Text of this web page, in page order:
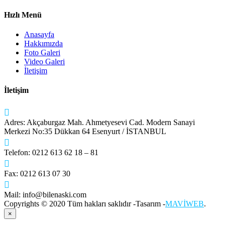
Hızlı Menü
Anasayfa
Hakkımızda
Foto Galeri
Video Galeri
İletişim
İletişim
Adres: Akçaburgaz Mah. Ahmetyesevi Cad. Modern Sanayi
Merkezi No:35 Dükkan 64 Esenyurt / İSTANBUL
Telefon: 0212 613 62 18 – 81
Fax: 0212 613 07 30
Mail: info@bilenaski.com
Copyrights © 2020 Tüm hakları saklıdır -Tasarım -MAVİWEB.
×